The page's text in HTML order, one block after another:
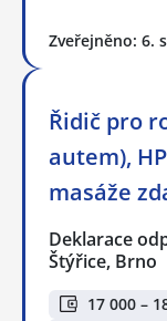
Zveřejněno: 6.
Řidič pro
autem),
masáže
Deklarace
Štýřice, Brno
17 000 –